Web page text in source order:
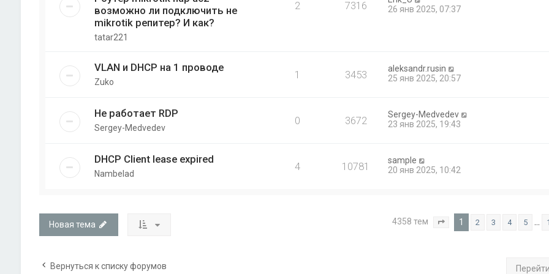
возможно ли подключить не
mikrotik репитер? И как?
tatar221
2 7316
26 янв 2025, 07:37
VLAN и DHCP на 1 проводе
Zuko
1 3453
aleksandr.rusin
25 янв 2025, 20:57
Не работает RDP
Sergey-Medvedev
0 3672
Sergey-Medvedev
23 янв 2025, 19:43
DHCP Client lease expired
Nambelad
4 10781
sample
20 янв 2025, 10:42
Новая тема 4358 тем Страница из 175
1 2 3 4 5
Вернуться к списку форумов Перейти